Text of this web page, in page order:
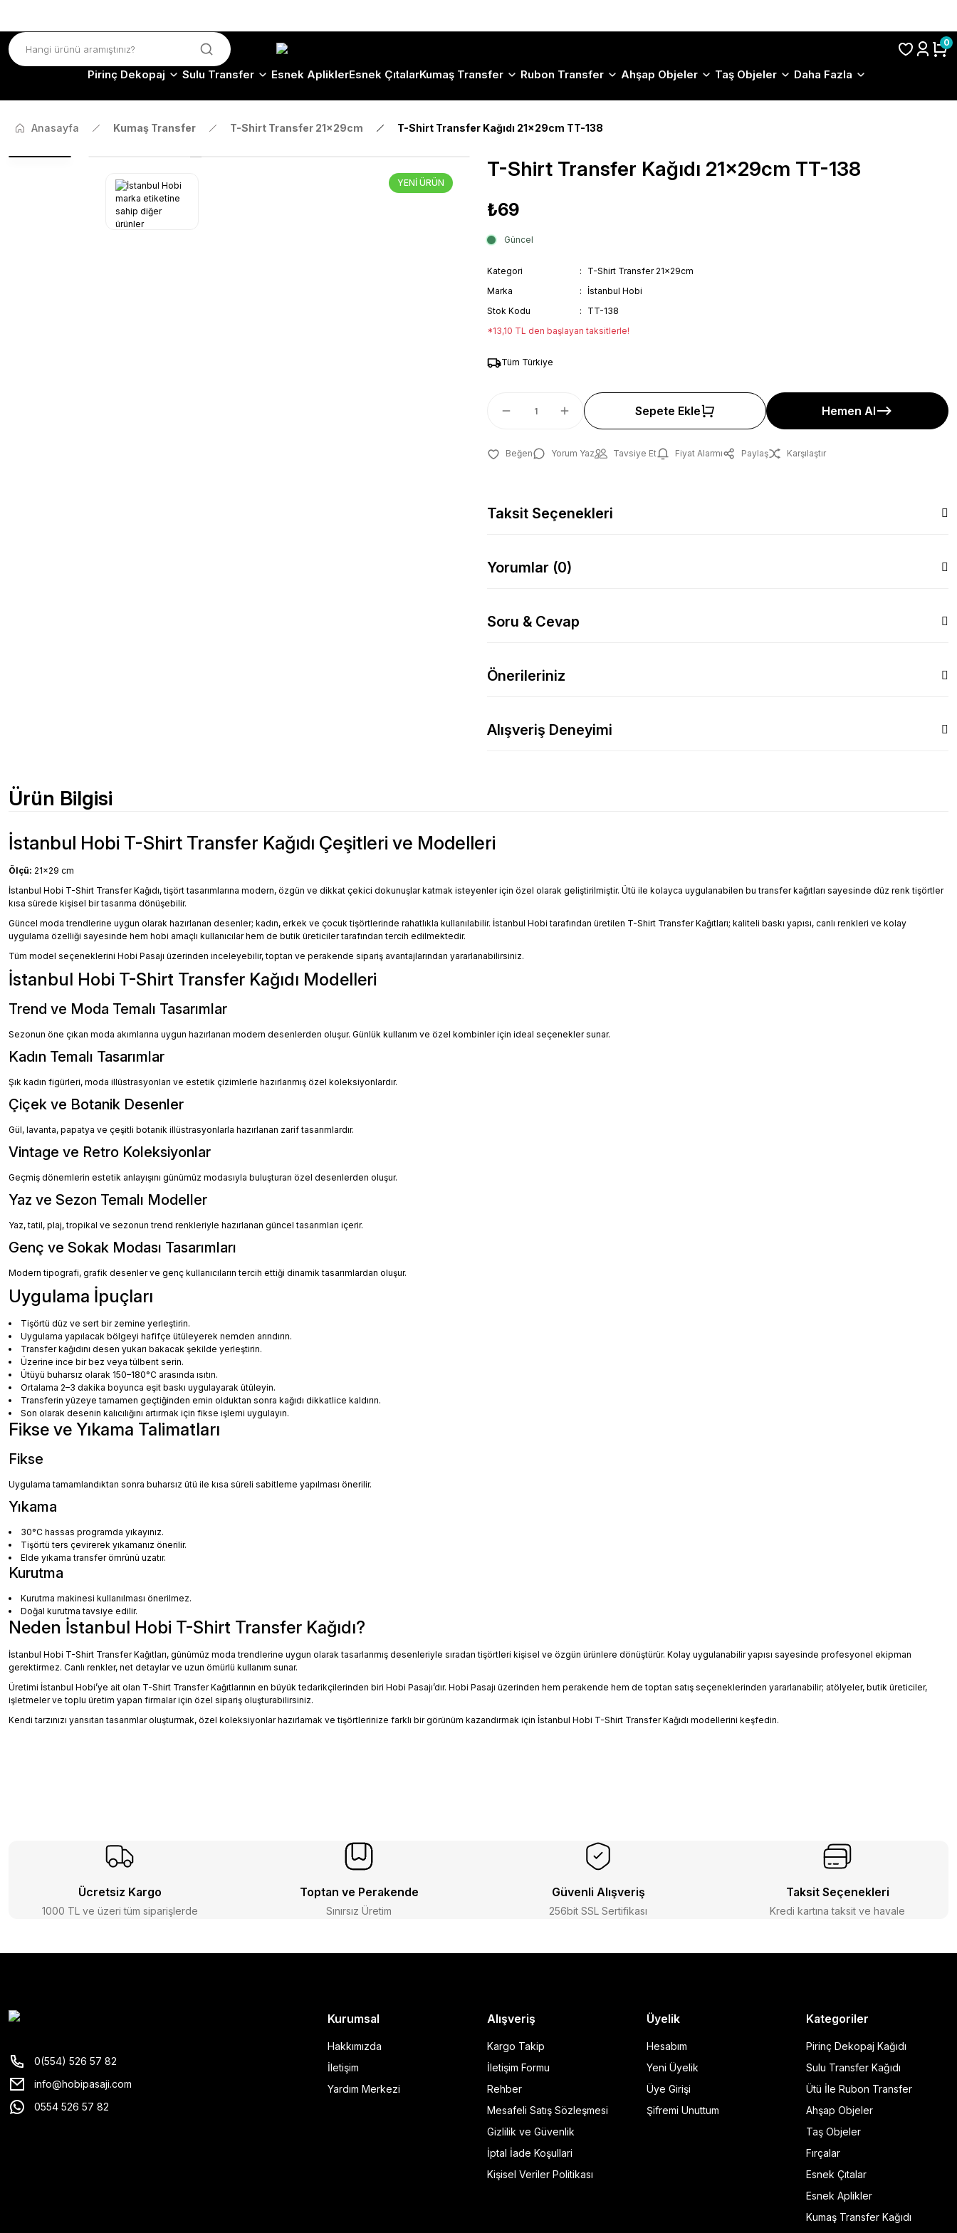
0
Pirinç Dekopaj Sulu Transfer Esnek ApliklerEsnek ÇıtalarKumaş Transfer Rubon Transfer Ahşap Objeler Taş Objeler Daha Fazla
Anasayfa Kumaş Transfer T-Shirt Transfer 21x29cm T-Shirt Transfer Kağıdı 21x29cm TT-138
YENİ ÜRÜN
T-Shirt Transfer Kağıdı 21x29cm TT-138
₺69
Güncel
Kategori
T-Shirt Transfer 21x29cm
Marka
İstanbul Hobi
Stok Kodu
TT-138
*13,10 TL den başlayan taksitlerle!
Tüm Türkiye
Sepete Ekle Hemen Al
Yorum Yaz Tavsiye Et Fiyat Alarmı Paylaş Karşılaştır
Taksit Seçenekleri
Yorumlar (0)
Soru & Cevap
Önerileriniz
Alışveriş Deneyimi
Ürün Bilgisi
İstanbul Hobi T-Shirt Transfer Kağıdı Çeşitleri ve Modelleri
Ölçü: 21x29 cm
İstanbul Hobi T-Shirt Transfer Kağıdı, tişört tasarımlarına modern, özgün ve dikkat çekici dokunuşlar katmak isteyenler için özel olarak geliştirilmiştir. Ütü ile kolayca uygulanabilen bu transfer kağıtları sayesinde düz renk tişörtler
kısa sürede kişisel bir tasarıma dönüşebilir.
Güncel moda trendlerine uygun olarak hazırlanan desenler; kadın, erkek ve çocuk tişörtlerinde rahatlıkla kullanılabilir. İstanbul Hobi tarafından üretilen T-Shirt Transfer Kağıtları; kaliteli baskı yapısı, canlı renkleri ve kolay
uygulama özelliği sayesinde hem hobi amaçlı kullanıcılar hem de butik üreticiler tarafından tercih edilmektedir.
Tüm model seçeneklerini Hobi Pasajı üzerinden inceleyebilir, toptan ve perakende sipariş avantajlarından yararlanabilirsiniz.
İstanbul Hobi T-Shirt Transfer Kağıdı Modelleri
Trend ve Moda Temalı Tasarımlar
Sezonun öne çıkan moda akımlarına uygun hazırlanan modern desenlerden oluşur. Günlük kullanım ve özel kombinler için ideal seçenekler sunar.
Kadın Temalı Tasarımlar
Şık kadın figürleri, moda illüstrasyonları ve estetik çizimlerle hazırlanmış özel koleksiyonlardır.
Çiçek ve Botanik Desenler
Gül, lavanta, papatya ve çeşitli botanik illüstrasyonlarla hazırlanan zarif tasarımlardır.
Vintage ve Retro Koleksiyonlar
Geçmiş dönemlerin estetik anlayışını günümüz modasıyla buluşturan özel desenlerden oluşur.
Yaz ve Sezon Temalı Modeller
Yaz, tatil, plaj, tropikal ve sezonun trend renkleriyle hazırlanan güncel tasarımları içerir.
Genç ve Sokak Modası Tasarımları
Modern tipografi, grafik desenler ve genç kullanıcıların tercih ettiği dinamik tasarımlardan oluşur.
Uygulama İpuçları
Tişörtü düz ve sert bir zemine yerleştirin.
Uygulama yapılacak bölgeyi hafifçe ütüleyerek nemden arındırın.
Transfer kağıdını desen yukarı bakacak şekilde yerleştirin.
Üzerine ince bir bez veya tülbent serin.
Ütüyü buharsız olarak 150–180°C arasında ısıtın.
Ortalama 2–3 dakika boyunca eşit baskı uygulayarak ütüleyin.
Transferin yüzeye tamamen geçtiğinden emin olduktan sonra kağıdı dikkatlice kaldırın.
Son olarak desenin kalıcılığını artırmak için fikse işlemi uygulayın.
Fikse ve Yıkama Talimatları
Fikse
Uygulama tamamlandıktan sonra buharsız ütü ile kısa süreli sabitleme yapılması önerilir.
Yıkama
30°C hassas programda yıkayınız.
Tişörtü ters çevirerek yıkamanız önerilir.
Elde yıkama transfer ömrünü uzatır.
Kurutma
Kurutma makinesi kullanılması önerilmez.
Doğal kurutma tavsiye edilir.
Neden İstanbul Hobi T-Shirt Transfer Kağıdı?
İstanbul Hobi T-Shirt Transfer Kağıtları, günümüz moda trendlerine uygun olarak tasarlanmış desenleriyle sıradan tişörtleri kişisel ve özgün ürünlere dönüştürür. Kolay uygulanabilir yapısı sayesinde profesyonel ekipman
gerektirmez. Canlı renkler, net detaylar ve uzun ömürlü kullanım sunar.
Üretimi İstanbul Hobi’ye ait olan T-Shirt Transfer Kağıtlarının en büyük tedarikçilerinden biri Hobi Pasajı’dır. Hobi Pasajı üzerinden hem perakende hem de toptan satış seçeneklerinden yararlanabilir; atölyeler, butik üreticiler,
işletmeler ve toplu üretim yapan firmalar için özel sipariş oluşturabilirsiniz.
Kendi tarzınızı yansıtan tasarımlar oluşturmak, özel koleksiyonlar hazırlamak ve tişörtlerinize farklı bir görünüm kazandırmak için İstanbul Hobi T-Shirt Transfer Kağıdı modellerini keşfedin.
Ücretsiz Kargo
1000 TL ve üzeri tüm siparişlerde
Toptan ve Perakende
Sınırsız Üretim
Güvenli Alışveriş
256bit SSL Sertifikası
Taksit Seçenekleri
Kredi kartına taksit ve havale
0(554) 526 57 82
info@hobipasaji.com
0554 526 57 82
Kurumsal
Hakkımızda
İletişim
Yardım Merkezi
Alışveriş
Kargo Takip
İletişim Formu
Rehber
Mesafeli Satış Sözleşmesi
Gizlilik ve Güvenlik
İptal İade Koşullari
Kişisel Veriler Politikası
Üyelik
Hesabım
Yeni Üyelik
Üye Girişi
Şifremi Unuttum
Kategoriler
Pirinç Dekopaj Kağıdı
Sulu Transfer Kağıdı
Ütü İle Rubon Transfer
Ahşap Objeler
Taş Objeler
Fırçalar
Esnek Çıtalar
Esnek Aplikler
Kumaş Transfer Kağıdı